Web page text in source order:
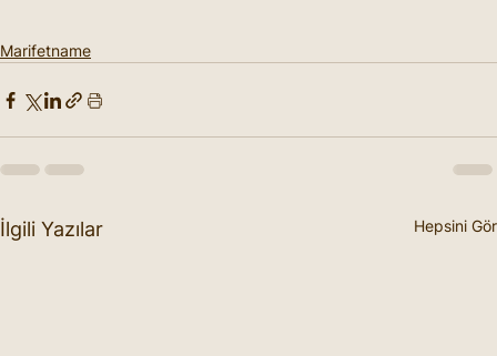
Marifetname
İlgili Yazılar Hepsini Gör